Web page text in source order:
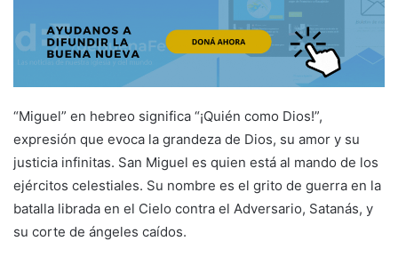
“Miguel” en hebreo significa “¡Quién como Dios!”,
expresión que evoca la grandeza de Dios, su amor y su
justicia infinitas. San Miguel es quien está al mando de los
ejércitos celestiales. Su nombre es el grito de guerra en la
batalla librada en el Cielo contra el Adversario, Satanás, y
su corte de ángeles caídos.